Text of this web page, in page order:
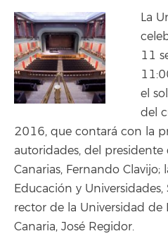
La
11
el
del
2016, que contará con la
autoridades, del
Canarias, Fernando Clavijo;
Educación y
rector de la Universidad de
Canaria, José Regidor.